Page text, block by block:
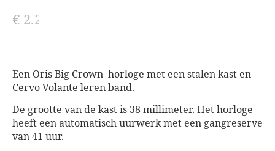
€ 2.250,00
Een Oris Big Crown horloge met een stalen kast en
Cervo Volante leren band.
De grootte van de kast is 38 millimeter. Het horloge
heeft een automatisch uurwerk met een gangreserve
van 41 uur.